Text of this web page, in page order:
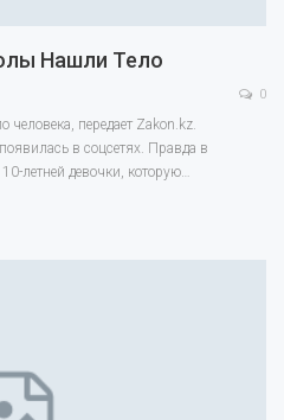
Нашли Тело
0
передает Zakon.kz.
в соцсетях. Правда в
летней девочки, которую…